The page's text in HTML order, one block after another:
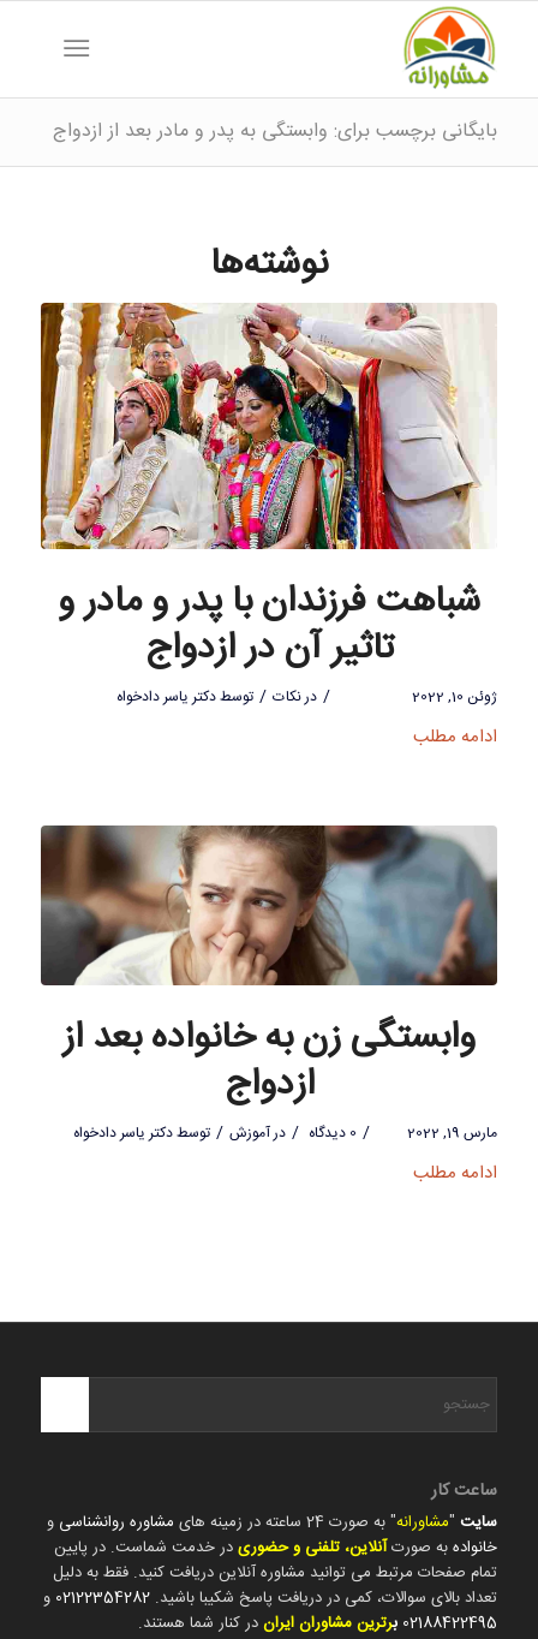
بایگانی برچسب برای: وابستگی به پدر و مادر بعد از ازدواج
نوشته‌ها
شباهت فرزندان با پدر و مادر و
تاثیر آن در ازدواج
ژوئن 10, 2022 / درنکات / توسطدکتر یاسر دادخواه
ادامه مطلب
وابستگی زن به خانواده بعد از
ازدواج
مارس 19, 2022 / 0 دیدگاه / درآموزش / توسطدکتر یاسر دادخواه
ادامه مطلب
ساعت کار
سایت"مشاورانه" به صورت 24 ساعته در زمینه های مشاوره روانشناسی و
خانوادهبه صورتآنلاین، تلفنی و حضوریدر خدمت شماست. در پایین
تمام صفحات مرتبط می توانید مشاوره آنلاین دریافت کنید. فقط به دلیل
تعداد بالای سوالات، کمی در دریافت پاسخ شکیبا باشید. 02122354282 و
02188422495 برترین مشاوران ایراندر کنار شما هستند.